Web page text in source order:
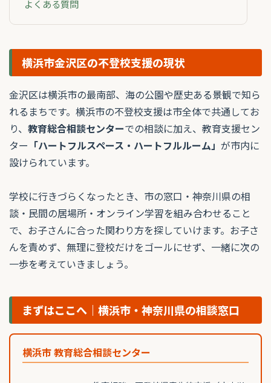
よくある質問
横浜市金沢区の不登校支援の現状
金沢区は横浜市の最南部、海の公園や歴史ある景観で知ら
れるまちです。横浜市の不登校支援は市全体で共通してお
り、 教育総合相談センターでの相談に加え、教育支援セン
ター 「ハートフルスペース・ハートフルルーム」 が市内に
設けられています。
学校に行きづらくなったとき、市の窓口・神奈川県の相
談・民間の居場所・オンライン学習を組み合わせること
で、お子さんに合った関わり方を探していけます。お子さ
んを責めず、無理に登校だけをゴールにせず、一緒に次の
一歩を考えていきましょう。
まずはここへ｜横浜市・神奈川県の相談窓口
横浜市 教育総合相談センター